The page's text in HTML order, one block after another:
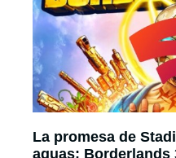
La promesa de
aguas: Borderlands